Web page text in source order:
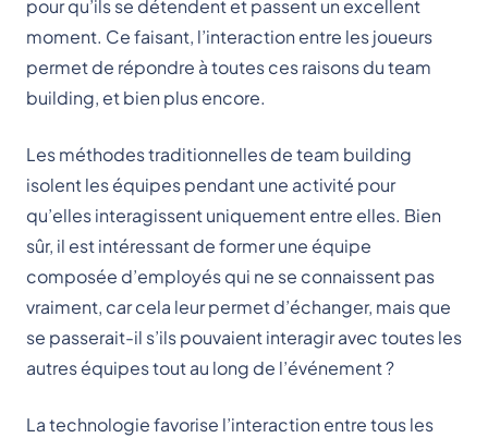
pour qu’ils se détendent et passent un excellent
moment. Ce faisant, l’interaction entre les joueurs
permet de répondre à toutes ces raisons du team
building, et bien plus encore.
Les méthodes traditionnelles de team building
isolent les équipes pendant une activité pour
qu’elles interagissent uniquement entre elles. Bien
sûr, il est intéressant de former une équipe
composée d’employés qui ne se connaissent pas
vraiment, car cela leur permet d’échanger, mais que
se passerait-il s’ils pouvaient interagir avec toutes les
autres équipes tout au long de l’événement ?
La technologie favorise l’interaction entre tous les